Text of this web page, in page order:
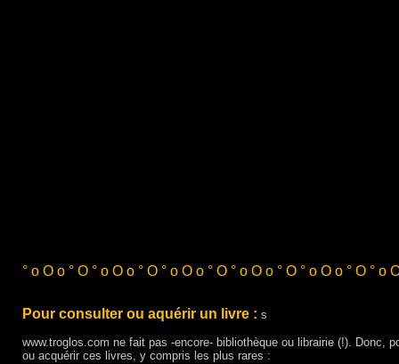
° o O o ° O ° o O o ° O ° o O o ° O ° o O o ° O ° o O o ° O ° o
Pour consulter ou aquérir un livre : s
www.troglos.com ne fait pas -encore- bibliothèque ou librairie (!). Donc,
ou acquérir ces livres, y compris les plus rares :